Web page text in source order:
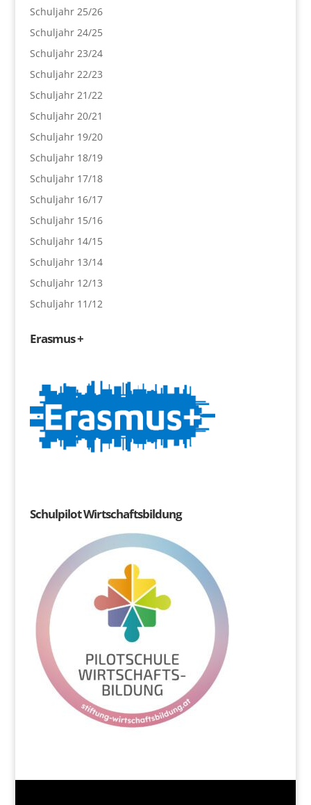
Schuljahr 25/26
Schuljahr 24/25
Schuljahr 23/24
Schuljahr 22/23
Schuljahr 21/22
Schuljahr 20/21
Schuljahr 19/20
Schuljahr 18/19
Schuljahr 17/18
Schuljahr 16/17
Schuljahr 15/16
Schuljahr 14/15
Schuljahr 13/14
Schuljahr 12/13
Schuljahr 11/12
Erasmus +
Schulpilot Wirtschaftsbildung